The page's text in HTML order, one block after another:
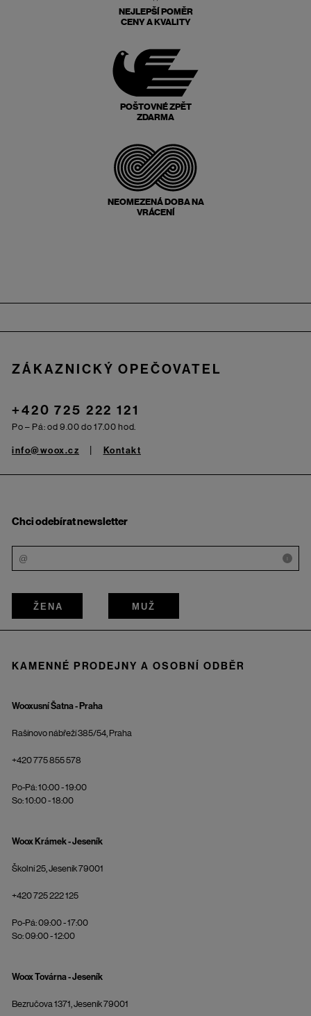
NEJLEPŠÍ POMĚR
CENY A KVALITY
POŠTOVNÉ ZPĚT
ZDARMA
NEOMEZENÁ DOBA NA
VRÁCENÍ
ZÁKAZNICKÝ OPEČOVATEL
+420 725 222 121
Po – Pá: od 9.00 do 17.00 hod.
info@woox.cz Kontakt
Chci odebírat newsletter
i
ŽENA MUŽ
KAMENNÉ PRODEJNY A OSOBNÍ ODBĚR
Wooxusní Šatna - Praha
Rašínovo nábřeží 385/54, Praha
+420 775 855 578
Po-Pá: 10:00 - 19:00
So: 10:00 - 18:00
Woox Krámek - Jeseník
Školní 25, Jeseník 79001
+420 725 222 125
Po-Pá: 09:00 - 17:00
So: 09:00 - 12:00
Woox Továrna - Jeseník
Bezručova 1371, Jeseník 79001